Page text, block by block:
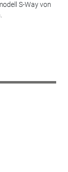
S-Way von